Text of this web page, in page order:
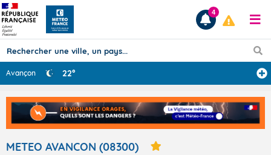
Prévisions
TOUS LES RÉSULTATS
4
Avançon 22°
METEO AVANCON (08300)